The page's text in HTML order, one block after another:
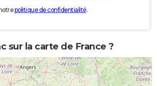
politique de confidentialité.
sur la carte de France ?